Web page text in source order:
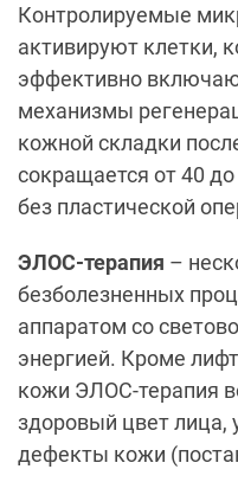
Контролируемые
активируют клетки,
эффективно
механизмы
кожной складки
сокращается от 40
без пластической
ЭЛОС-терапия –
безболезненных
аппаратом со
энергией. Кроме
кожи ЭЛОС-терапия
здоровый цвет
дефекты кожи